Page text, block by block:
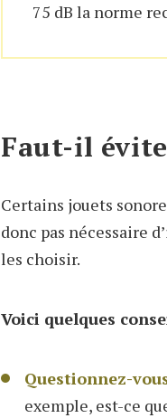
75 dB la norme
Faut-il
Certains jouets
donc pas nécessaire
les choisir.
Voici quelques
Questionnez-
exemple, est-ce